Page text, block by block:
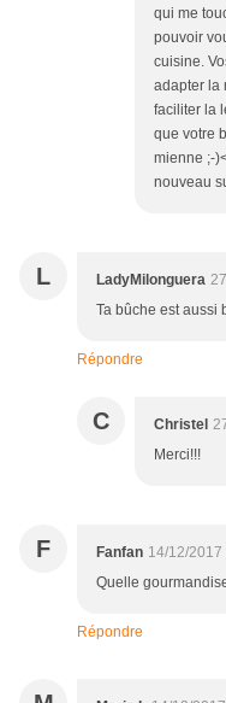
qui me
pouvoir
cuisine.
adapter la
faciliter la
que votre
mienne ;-
nouveau
L LadyMilonguera
Ta bûche est aussi
Répondre
C Christel
Merci!!!
F Fanfan 14/12/2017
Quelle
Répondre